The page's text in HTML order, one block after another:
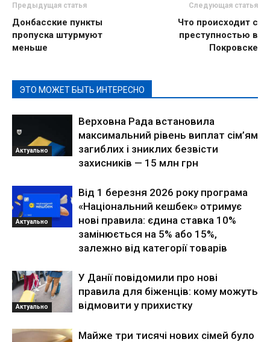
Предыдущая статья
Донбасские пункты
пропуска штурмуют
меньше
Следующая статья
Что происходит с
преступностью в
Покровске
ЭТО МОЖЕТ БЫТЬ ИНТЕРЕСНО
Актуально
Верховна Рада встановила
максимальний рівень виплат сім’ям
загиблих і зниклих безвісти
захисників — 15 млн грн
Актуально
Від 1 березня 2026 року програма
«Національний кешбек» отримує
нові правила: єдина ставка 10%
замінюється на 5% або 15%,
залежно від категорії товарів
Актуально
У Данії повідомили про нові
правила для біженців: кому можуть
відмовити у прихистку
Майже три тисячі нових сімей було